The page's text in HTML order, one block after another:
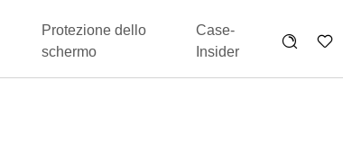
Protezione dello
schermo
Case-
Insider